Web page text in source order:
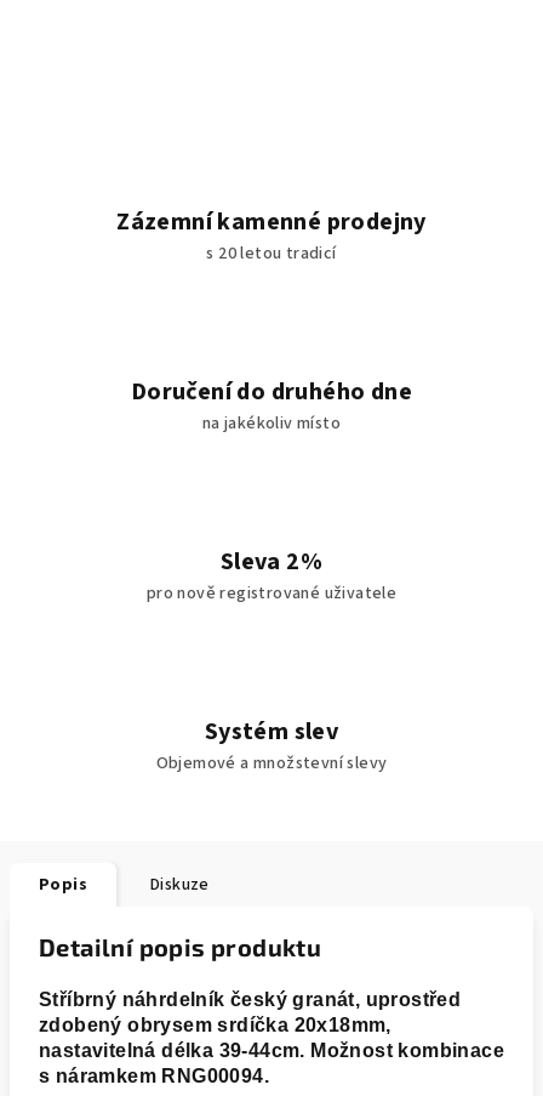
Zázemní kamenné prodejny
s 20 letou tradicí
Doručení do druhého dne
na jakékoliv místo
Sleva 2%
pro nově registrované uživatele
Systém slev
Objemové a množstevní slevy
Popis Diskuze
Detailní popis produktu
Stříbrný náhrdelník český granát, uprostřed
zdobený obrysem srdíčka 20x18mm,
nastavitelná délka 39-44cm. Možnost kombinace
s náramkem RNG00094.